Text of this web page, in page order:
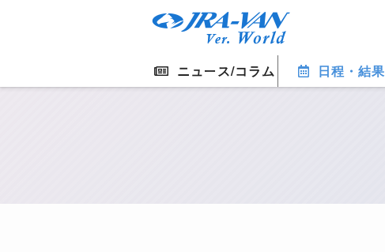
ニュース/コラム 日程・結果